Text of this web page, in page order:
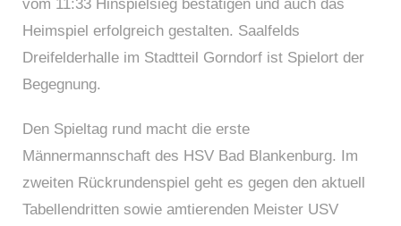
vom 11:33 Hinspielsieg bestätigen und auch das
Heimspiel erfolgreich gestalten. Saalfelds
Dreifelderhalle im Stadtteil Gorndorf ist Spielort der
Begegnung.
Den Spieltag rund macht die erste
Männermannschaft des HSV Bad Blankenburg. Im
zweiten Rückrundenspiel geht es gegen den aktuell
Tabellendritten sowie amtierenden Meister USV